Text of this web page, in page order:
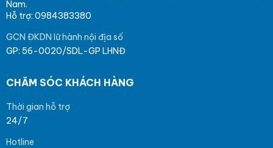
Nam.
Hỗ trợ: 0984383380
GCN ĐKDN lữ hành nội địa số
GP: 56-0020/SDL-GP LHNĐ
CHĂM SÓC KHÁCH HÀNG
Thời gian hỗ trợ
24/7
Hotline